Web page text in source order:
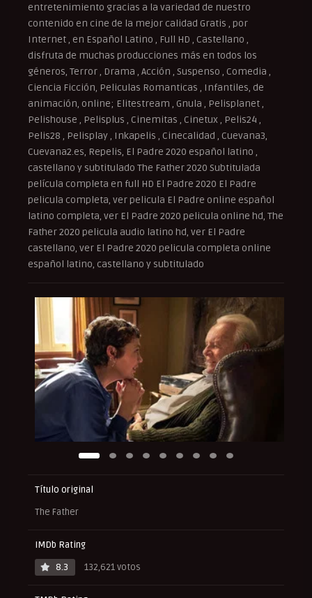
entretenimiento gracias a la variedad de nuestro
contenido en cine de la mejor calidad Gratis , por
Internet , en Español Latino , Full HD , Castellano ,
disfruta de muchas producciones más en todos los
géneros, Terror , Drama , Acción , Suspenso , Comedia ,
Ciencia Ficción, Peliculas Romanticas , Infantiles, de
animación, online; Elitestream , Gnula , Pelisplanet ,
Pelishouse , Pelisplus , Cinemitas , Cinetux , Pelis24 ,
Pelis28 , Pelisplay , Inkapelis , Cinecalidad , Cuevana3,
Cuevana2.es, Repelis, El Padre 2020 español latino ,
castellano y subtitulado The Father 2020 Subtitulada
película completa en full HD El Padre 2020 El Padre
pelicula completa, ver pelicula El Padre online español
latino completa, ver El Padre 2020 pelicula online hd, The
Father 2020 pelicula audio latino hd, ver El Padre
castellano, ver El Padre 2020 pelicula completa online
español latino, castellano y subtitulado
Título original
The Father
IMDb Rating
8.3
132,621 votos